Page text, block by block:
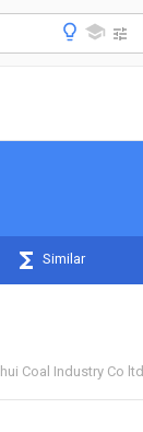
Similar
Coal Industry Co ltd